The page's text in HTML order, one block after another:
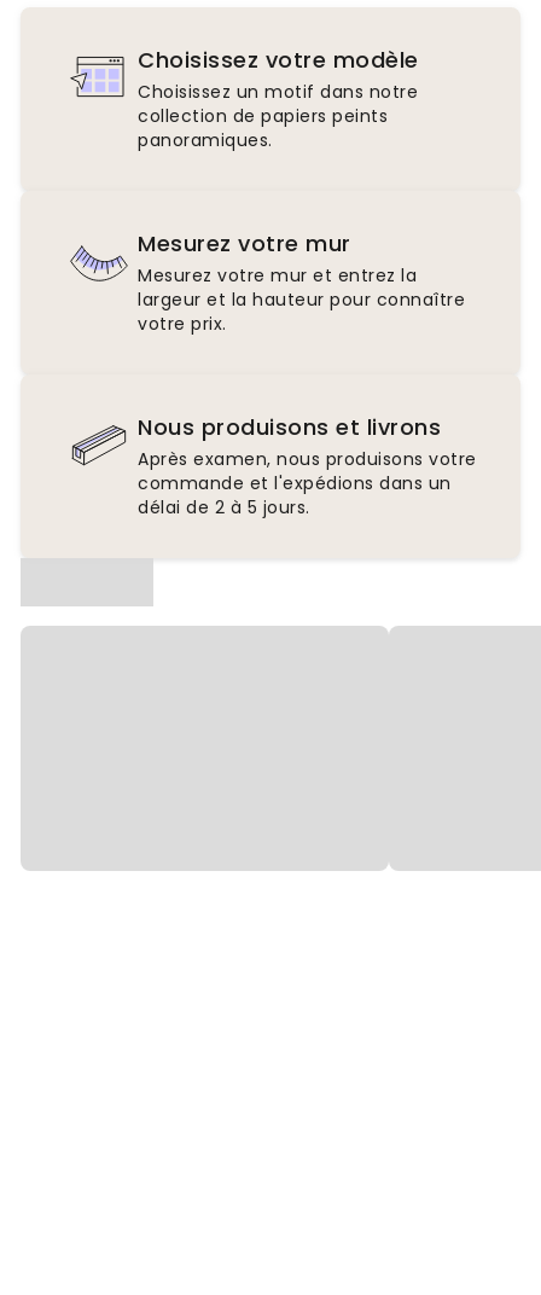
Choisissez votre modèle
Choisissez un motif dans notre
collection de papiers peints
panoramiques.
Mesurez votre mur
Mesurez votre mur et entrez la
largeur et la hauteur pour connaître
votre prix.
Nous produisons et livrons
Après examen, nous produisons votre
commande et l'expédions dans un
délai de 2 à 5 jours.